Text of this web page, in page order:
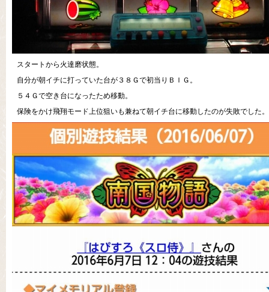
スタートから火達磨状態。
自分が朝イチに打っていた台が３８Ｇで初当りＢＩＧ。
５４Ｇで空き台になったため移動。
保険をかけ飛翔モード上位狙いも兼ねて朝イチ台に移動したのが失敗でした。